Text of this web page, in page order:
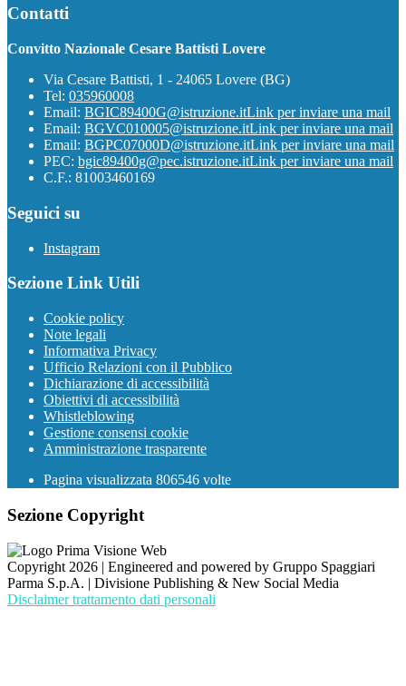
Contatti
Convitto Nazionale Cesare Battisti Lovere
Via Cesare Battisti, 1 - 24065 Lovere (BG)
Tel: 035960008
Email: BGIC89400G@istruzione.itLink per inviare una mail
Email: BGVC010005@istruzione.itLink per inviare una mail
Email: BGPC07000D@istruzione.itLink per inviare una mail
PEC: bgic89400g@pec.istruzione.itLink per inviare una mail
C.F.: 81003460169
Seguici su
Instagram
Sezione Link Utili
Cookie policy
Note legali
Informativa Privacy
Ufficio Relazioni con il Pubblico
Dichiarazione di accessibilità
Obiettivi di accessibilità
Whistleblowing
Gestione consensi cookie
Amministrazione trasparente
Pagina visualizzata 806546 volte
Sezione Copyright
Copyright 2026 | Engineered and powered by Gruppo Spaggiari
Parma S.p.A. | Divisione Publishing & New Social Media
Disclaimer trattamento dati personali